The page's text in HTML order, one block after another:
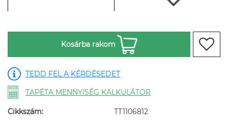
Kosárba rakom
TEDD FEL A KÉRDÉSEDET
TAPÉTA MENNYISÉG KALKULÁTOR
Cikkszám: TT1106812